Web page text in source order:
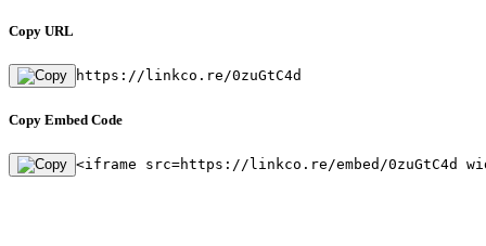
Copy URL
https://linkco.re/0zuGtC4d
Copy Embed Code
<iframe src=https://linkco.re/embed/0zuGtC4d